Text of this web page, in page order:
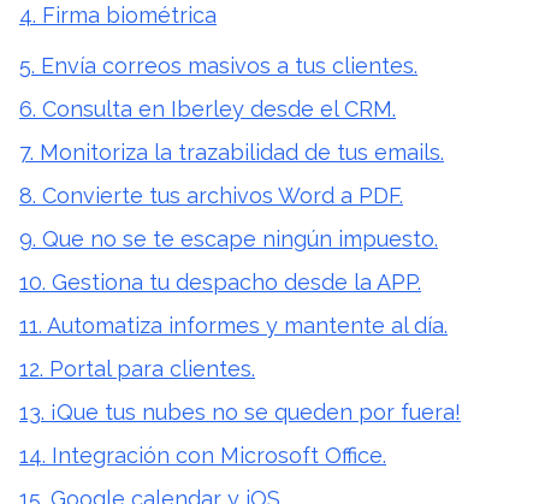
4. Firma biométrica
5. Envía correos masivos a tus clientes.
6. Consulta en Iberley desde el CRM.
7. Monitoriza la trazabilidad de tus emails.
8. Convierte tus archivos Word a PDF.
9. Que no se te escape ningún impuesto.
10. Gestiona tu despacho desde la APP.
11. Automatiza informes y mantente al día.
12. Portal para clientes.
13. ¡Que tus nubes no se queden por fuera!
14. Integración con Microsoft Office.
15. Google calendar y iOS.